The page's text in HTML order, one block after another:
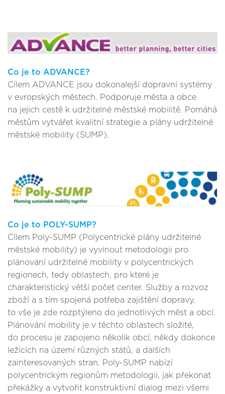
Co je to ADVANCE?
Cílem ADVANCE jsou dokonalejší dopravní systémy
v evropských městech. Podporuje města a obce
na jejich cestě k udržitelné městské mobilitě. Pomáhá
městům vytvářet kvalitní strategie a plány udržitelné
městské mobility (SUMP).
Co je to POLY-SUMP?
Cílem Poly-SUMP (Polycentrické plány udržitelné
městské mobility) je vyvinout metodologii pro
plánování udržitelné mobility v polycentrických
regionech, tedy oblastech, pro které je
charakteristický větší počet center. Služby a rozvoz
zboží a s tím spojená potřeba zajištění dopravy,
to vše je zde rozptýleno do jednotlivých měst a obcí.
Plánování mobility je v těchto oblastech složité,
do procesu je zapojeno několik obcí, někdy dokonce
ležících na území různých států, a dalších
zainteresovaných stran. Poly-SUMP nabízí
polycentrickým regionům metodologii, jak překonat
překážky a vytvořit konstruktivní dialog mezi všemi